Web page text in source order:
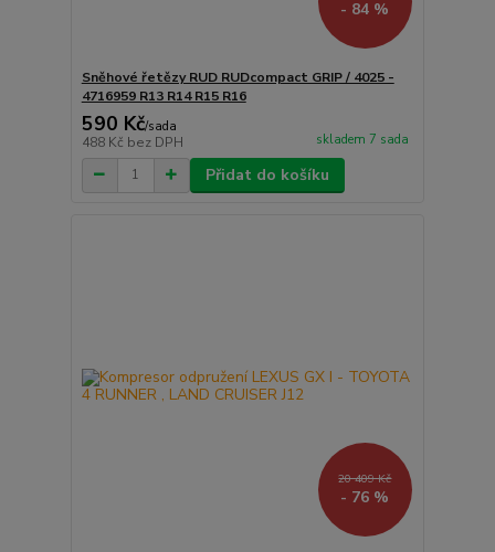
- 84 %
Sněhové řetězy RUD RUDcompact GRIP / 4025 -
4716959 R13 R14 R15 R16
590 Kč/sada
488 Kč bez DPH skladem 7 sada
Přidat do košíku
20 409 Kč
- 76 %